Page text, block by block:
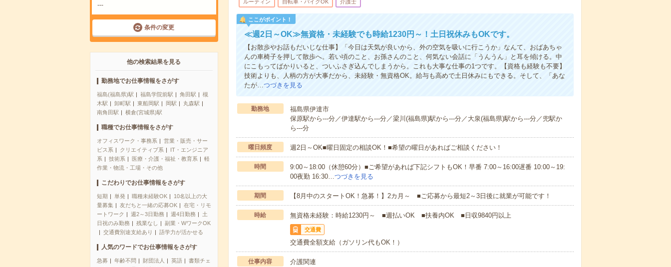
---
条件の変更
他の検索結果を見る
勤務地でお仕事情報をさがす
福島(福島県)駅 福島学院前駅 角田駅
槻
木駅
卸町駅 東船岡駅 岡駅
丸森駅
南角田駅
横倉(宮城県)駅
職種でお仕事情報をさがす
オフィスワーク・事務系
営業・販売・サー
ビス系
クリエイティブ系
IT・エンジニア
系
技術系 医療・介護・福祉・教育系
軽
作業・物流・工場・その他
こだわりでお仕事情報をさがす
短期 単発 職種未経験OK
10名以上の大
量募集
友だちと一緒の応募OK
在宅・リモ
ートワーク
週2～3日勤務 週4日勤務
土
日祝のみ勤務
残業なし
副業・WワークOK
交通費別途支給あり
語学力が活かせる
人気のワードでお仕事情報をさがす
急募 年齢不問 財団法人 英語
書類チェ
ルーティン 自転車・バイクOK 介護士
ここがポイント！
≪週2日～OK≫無資格・未経験でも時給1230円～！土日祝休みもOKです。
【お散歩やお話もだいじな仕事】「今日は天気が良いから、外の空気を吸いに行こうか」なんて、おばあちゃ
んの車椅子を押して散歩へ。若い頃のこと、お孫さんのこと、何気ない会話に「うんうん」と耳を傾ける。中
にこもってばかりいると、ついふさぎ込んでしまうから。これも大事な仕事の1つです。【資格も経験も不要】
技術よりも、人柄の方が大事だから、未経験・無資格OK。給与も高めで土日休みにもできる。そして、「あな
たが…つづきを見る
勤務地
福島県伊達市
保原駅から---分／伊達駅から---分／梁川(福島県)駅から---分／大泉(福島県)駅から---分／兜駅か
ら---分
曜日頻度 週2日～OK■曜日固定の相談OK！■希望の曜日があればご相談ください！
時間
9:00～18:00（休憩60分）■ご希望があれば下記シフトもOK！早番 7:00～16:00遅番 10:00～19:
00夜勤 16:30…つづきを見る
期間 【8月中のスタートOK！急募！】2カ月～ ■ご応募から最短2～3日後に就業が可能です！
時給 無資格未経験：時給1230円～ ■週払いOK ■扶養内OK ■日収9840円以上
交通費
交通費全額支給（ガソリン代もOK！）
仕事内容
介護関連